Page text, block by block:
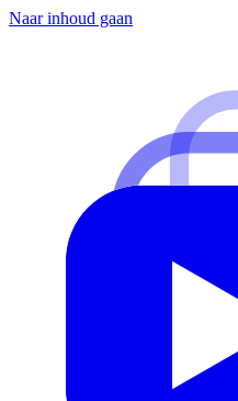
Naar inhoud gaan